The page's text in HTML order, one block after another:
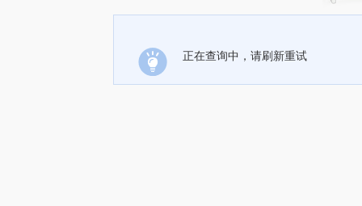
正在查询中，请刷新重试